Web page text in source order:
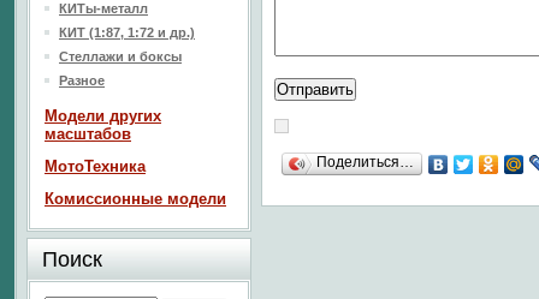
Поделиться…
КИТы-металл
КИТ (1:87, 1:72 и др.)
Стеллажи и боксы
Разное
Модели других
масштабов
МотоТехника
Комиссионные модели
Поиск